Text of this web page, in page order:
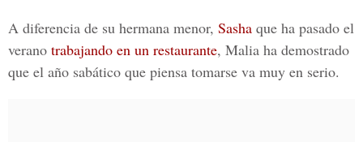
A diferencia de su hermana menor, Sasha que ha pasado el
verano trabajando en un restaurante, Malia ha demostrado
que el año sabático que piensa tomarse va muy en serio.